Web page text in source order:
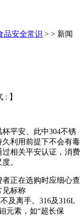
品安全常识 > > 新闻
: 】
平安、此中304不锈
利用前提下不会有毒
相关平安认证，消费
。
正在选购时应细心查
见标称
及离手。316及316L
元素，如“超长保